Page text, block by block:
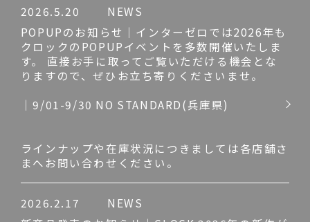
2026.5.20
NEWS
POPUPのお知らせ｜インターゼロでは2026年も
クロックのPOPUPイベントを多数開催いたしま
す。 直接お手に取ってご覧いただける機会とな
りますので、ぜひお立ち寄りくださいませ。
｜9/01-9/30 NO STANDARD(兵庫県)
ラインナップや在庫状況につきましては各店舗さ
まへお問い合わせください。
2026.2.17
NEWS